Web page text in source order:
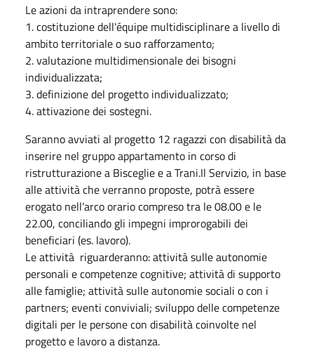
Le azioni da intraprendere sono:
1. costituzione dell'équipe multidisciplinare a livello di
ambito territoriale o suo rafforzamento;
2. valutazione multidimensionale dei bisogni
individualizzata;
3. definizione del progetto individualizzato;
4. attivazione dei sostegni.
Saranno avviati al progetto 12 ragazzi con disabilità da
inserire nel gruppo appartamento in corso di
ristrutturazione a Bisceglie e a Trani.Il Servizio, in base
alle attività che verranno proposte, potrà essere
erogato nell’arco orario compreso tra le 08.00 e le
22.00, conciliando gli impegni improrogabili dei
beneficiari (es. lavoro).
Le attività riguarderanno: attività sulle autonomie
personali e competenze cognitive; attività di supporto
alle famiglie; attività sulle autonomie sociali o con i
partners; eventi conviviali; sviluppo delle competenze
digitali per le persone con disabilità coinvolte nel
progetto e lavoro a distanza.